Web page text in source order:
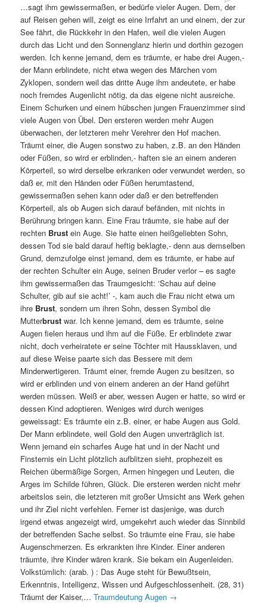
…sagt ihm gewissermaßen, er bedürfe vieler Augen. Dem, der
auf Reisen gehen will, zeigt es eine Irrfahrt an und einem, der zur
See fährt, die Rückkehr in den Hafen, weil die vielen Augen
durch das Licht und den Sonnenglanz hierin und dorthin gezogen
werden. Ich kenne jemand, dem es träumte, er habe drei Augen,-
der Mann erblindete, nicht etwa wegen des Märchen vom
Zyklopen, sondern weil das dritte Auge ihm andeutete, er habe
noch fremdes Augenlicht nötig, da das eigene nicht ausreiche.
Einem Schurken und einem hübschen jungen Frauenzimmer sind
viele Augen von Übel. Den ersteren werden mehr Augen
überwachen, der letzteren mehr Verehrer den Hof machen.
Träumt einer, die Augen sonstwo zu haben, z.B. an den Händen
oder Füßen, so wird er erblinden,- haften sie an einem anderen
Körperteil, so wird derselbe erkranken oder verwundet werden, so
daß er, mit den Händen oder Füßen herumtastend,
gewissermaßen sehen kann oder daß er den betreffenden
Körperteil, als ob Augen sich darauf befänden, mit nichts in
Berührung bringen kann. Eine Frau träumte, sie habe auf der
rechten Brust ein Auge. Sie hatte einen heißgeliebten Sohn,
dessen Tod sie bald darauf heftig beklagte,- denn aus demselben
Grund, demzufolge einst jemand, dem es träumte, er habe auf
der rechten Schulter ein Auge, seinen Bruder verlor – es sagte
ihm gewissermaßen das Traumgesicht: ‘Schau auf deine
Schulter, gib auf sie acht!’ -, kam auch die Frau nicht etwa um
ihre Brust, sondern um ihren Sohn, dessen Symbol die
Mutterbrust war. Ich kenne jemand, dem es träumte, seine
Augen fielen heraus und ihm auf die Füße. Er erblindete zwar
nicht, doch verheiratete er seine Töchter mit Haussklaven, und
auf diese Weise paarte sich das Bessere mit dem
Minderwertigeren. Träumt einer, fremde Augen zu besitzen, so
wird er erblinden und von einem anderen an der Hand geführt
werden müssen. Weiß er aber, wessen Augen er hatte, so wird er
dessen Kind adoptieren. Weniges wird durch weniges
geweissagt: Es träumte ein z.B. einer, er habe Augen aus Gold.
Der Mann erblindete, weil Gold den Augen unverträglich ist.
Wenn jemand ein scharfes Auge hat und in der Nacht und
Finsternis ein Licht plötzlich aufblitzen sieht, prophezeit es
Reichen übermäßige Sorgen, Armen hingegen und Leuten, die
Arges im Schilde führen, Glück. Die ersteren werden nicht mehr
arbeitslos sein, die letzteren mit großer Umsicht ans Werk gehen
und ihr Ziel nicht verfehlen. Ferner ist dasjenige, was durch
irgend etwas angezeigt wird, umgekehrt auch wieder das Sinnbild
der betreffenden Sache selbst. So träumte eine Frau, sie habe
Augenschmerzen. Es erkrankten ihre Kinder. Einer anderen
träumte, ihre Kinder wären krank. Sie bekam ein Augenleiden.
Volkstümlich: (arab. ) : Das Auge steht für Bewußtsein,
Erkenntnis, Intelligenz, Wissen und Aufgeschlossenheit. (28, 31)
Träumt der Kaiser,…Traumdeutung Augen →